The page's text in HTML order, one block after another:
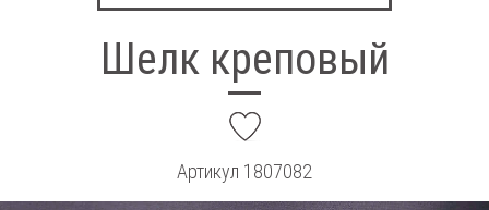
Шелк креповый
Артикул 1807082